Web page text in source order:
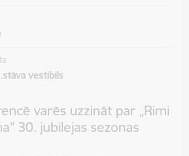
vestibils
varēs uzzināt par „Rimi
30. jubilejas sezonas